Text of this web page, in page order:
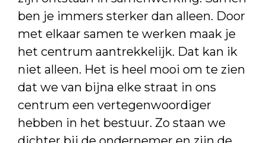
ben je immers sterker dan alleen. Door
met elkaar samen te werken maak je
het centrum aantrekkelijk. Dat kan ik
niet alleen. Het is heel mooi om te zien
dat we van bijna elke straat in ons
centrum een vertegenwoordiger
hebben in het bestuur. Zo staan we